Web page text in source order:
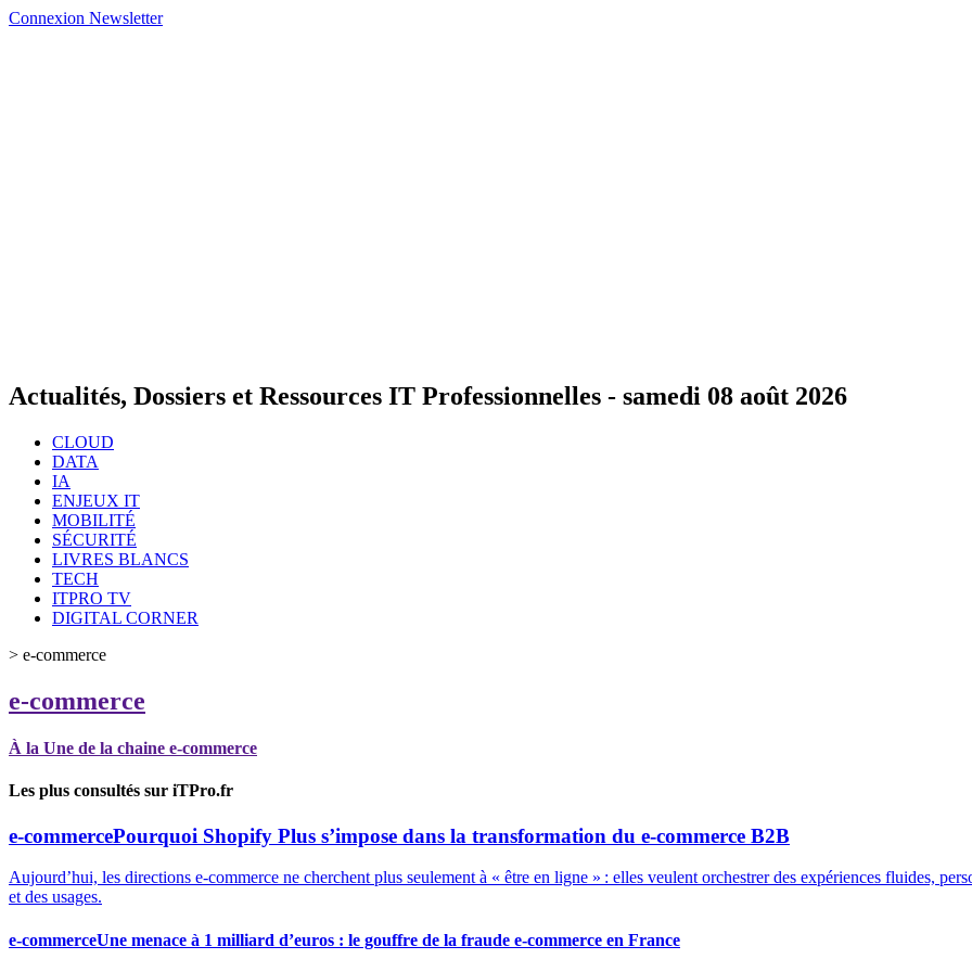
Connexion Newsletter
Actualités, Dossiers et Ressources IT Professionnelles - samedi 08 août 2026
CLOUD
DATA
IA
ENJEUX IT
MOBILITÉ
SÉCURITÉ
LIVRES BLANCS
TECH
ITPRO TV
DIGITAL CORNER
> e-commerce
e-commerce
À la Une de la chaine e-commerce
Les plus consultés sur iTPro.fr
e-commercePourquoi Shopify Plus s’impose dans la transformation du e-commerce B2B
Aujourd’hui, les directions e-commerce ne cherchent plus seulement à « être en ligne » : elles veulent orchestrer des expériences fluides,
et des usages.
e-commerceUne menace à 1 milliard d’euros : le gouffre de la fraude e-commerce en France